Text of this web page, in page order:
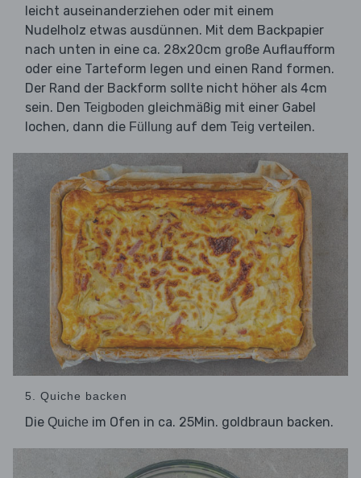
leicht auseinanderziehen oder mit einem
Nudelholz etwas ausdünnen. Mit dem Backpapier
nach unten in eine ca. 28x20cm große Auflaufform
oder eine Tarteform legen und einen Rand formen.
Der Rand der Backform sollte nicht höher als 4cm
sein. Den Teigboden gleichmäßig mit einer Gabel
lochen, dann die Füllung auf dem Teig verteilen.
5. Quiche backen
Die Quiche im Ofen in ca. 25Min. goldbraun backen.